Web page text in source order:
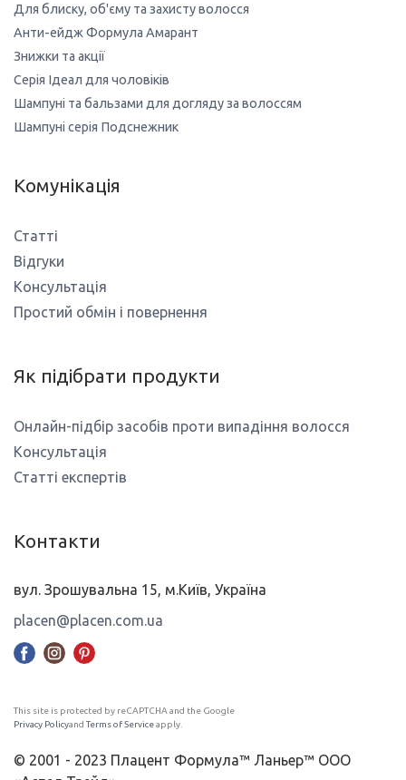
Для блиску, об'єму та захисту волосся
Анти-ейдж Формула Амарант
Знижки та акції
Серія Ідеал для чоловіків
Шампуні та бальзами для догляду за волоссям
Шампуні серія Подснежник
Комунікація
Статті
Відгуки
Консультація
Простий обмін і повернення
Як підібрати продукти
Онлайн-підбір засобів проти випадіння волосся
Консультація
Статті експертів
Контакти
вул. Зрошувальна 15, м.Київ, Україна
placen@placen.com.ua
This site is protected by reCAPTCHA and the Google
Privacy Policyand Terms of Serviceapply.
© 2001 - 2023 Плацент Формула™ Ланьер™ ООО